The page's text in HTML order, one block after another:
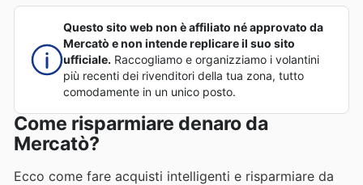
Questo sito web non è affiliato né approvato da
Mercatò e non intende replicare il suo sito
ufficiale. Raccogliamo e organizziamo i volantini
più recenti dei rivenditori della tua zona, tutto
comodamente in un unico posto.
Come risparmiare denaro da
Mercatò?
Ecco come fare acquisti intelligenti e risparmiare da